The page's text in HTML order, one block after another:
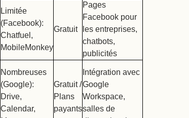
Limitée
(Facebook):
Chatfuel,
MobileMonkey
Gratuit
Pages
Facebook pour
les entreprises,
chatbots,
publicités
Nombreuses
(Google):
Drive,
Calendar,
Gratuit /
Plans
payants
Intégration avec
Google
Workspace,
salles de